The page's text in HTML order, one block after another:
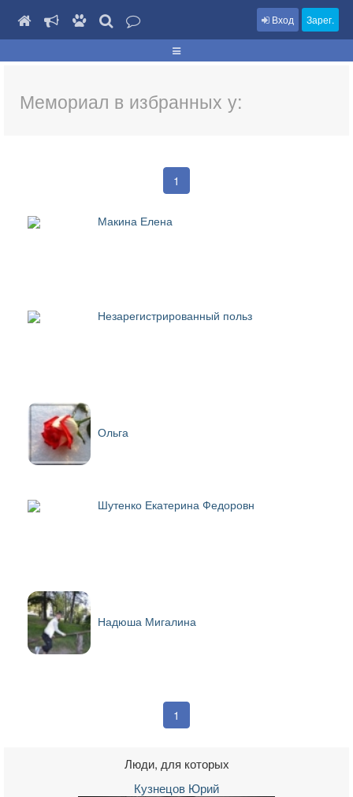
Вход Зарег.
Мемориал в избранных у:
1
Макина Елена
Незарегистрированный польз
Ольга
Шутенко Екатерина Федоровн
Надюша Мигалина
1
Люди, для которых
Кузнецов Юрий